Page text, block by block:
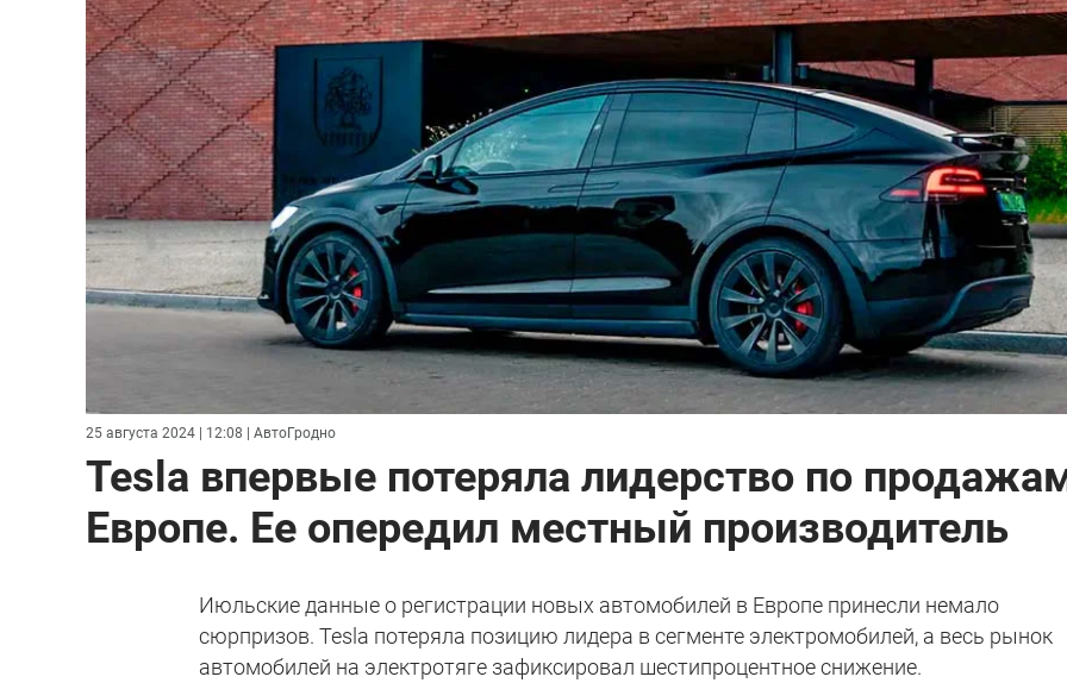
25 августа 2024 | 12:08 | АвтоГродно
Tesla впервые потеряла лидерство по
Европе. Ее опередил местный производитель
Июльские данные о регистрации новых автомобилей в Европе принесли немало
сюрпризов. Tesla потеряла позицию лидера в сегменте электромобилей, а весь рынок
автомобилей на электротяге зафиксировал шестипроцентное снижение.